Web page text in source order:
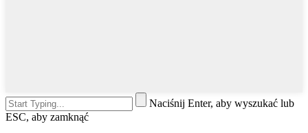
Naciśnij Enter, aby wyszukać lub
ESC, aby zamknąć